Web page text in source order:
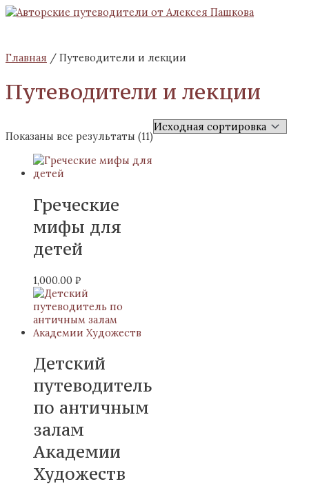
Перейти
к
меню
Главная / Путеводители и лекции
Путеводители и лекции
Показаны все результаты (11)
Греческие
мифы для
детей
1,000.00 ₽
Детский
путеводитель
по античным
залам
Академии
Художеств